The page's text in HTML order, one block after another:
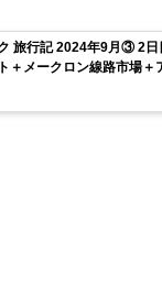
旅行記 2024年9月③ 2日
＋メークロン線路市場＋